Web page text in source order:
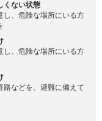
くない状態
し、危険な場所にいる方
し、危険な場所にいる方
路などを、避難に備えて